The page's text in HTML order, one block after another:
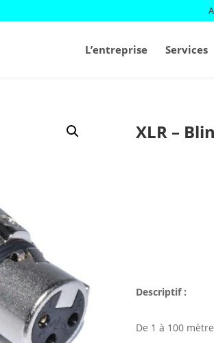
L’entreprise Services
XLR –
Descriptif :
De 1 à 100